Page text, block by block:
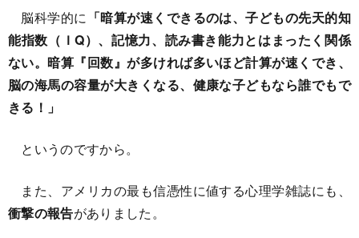
脳科学的に 「暗算が速くできるのは、子どもの先天的知
能指数（ＩQ）、記憶力、読み書き能力とはまったく関係
ない。暗算『回数』が多ければ多いほど計算が速くでき、
脳の海馬の容量が大きくなる、健康な子どもなら誰でもで
きる！」
というのですから。
また、アメリカの最も信憑性に値する心理学雑誌にも、
衝撃の報告がありました。